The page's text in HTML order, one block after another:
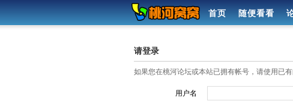
首页 随便看看
请登录
如果您在桃河论坛或本站已拥有帐号，请使用已
用户名